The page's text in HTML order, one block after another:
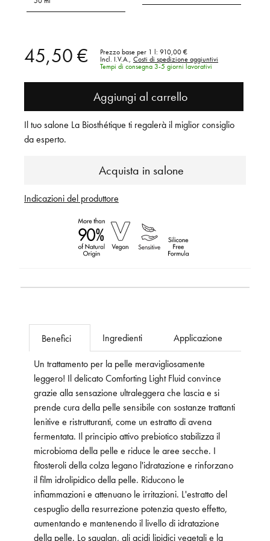
45,50 € Prezzo base per 1 l: 910,00 €
Incl. I.V.A.,
Costi di spedizione aggiuntivi
Tempi di consegna 3-5 giorni lavorativi
Aggiungi al carrello
Acquista in salone
Il tuo salone La Biosthétique ti regalerà il miglior consiglio
da esperto.
Indicazioni del produttore
Benefici Ingredienti Applicazione
Un trattamento per la pelle meravigliosamente
leggero! Il delicato Comforting Light Fluid convince
grazie alla sensazione ultraleggera che lascia e si
prende cura della pelle sensibile con sostanze trattanti
lenitive e ristrutturanti, come un estratto di avena
fermentata. Il principio attivo prebiotico stabilizza il
microbioma della pelle e riduce le aree secche. I
fitosteroli della colza legano l'idratazione e rinforzano
il film idrolipidico della pelle. Riducono le
infiammazioni e attenuano le irritazioni. L'estratto del
cespuglio della resurrezione potenzia questo effetto,
aumentando e mantenendo il livello di idratazione
della pelle. Lo squalan, gli acidi lipidici vegetali e la